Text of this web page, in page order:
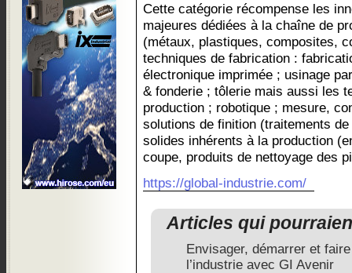
Cette catégorie récompense les
majeures dédiées à la chaîne de
(métaux, plastiques, composites,
techniques de fabrication :
électronique imprimée ; usinage
& fonderie ; tôlerie mais aussi les
production ; robotique ; mesure,
solutions de finition (traitements
solides inhérents à la production
coupe, produits de nettoyage des
https://global-industrie.com/
Articles qui
Envisager, démarrer et
l’industrie avec GI Avenir